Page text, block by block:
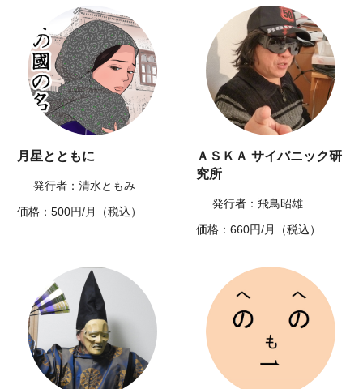
月星とともに
発行者：清水ともみ
価格：500円/月（税込）
ＡＳＫＡ サイバニック研
究所
発行者：飛鳥昭雄
価格：660円/月（税込）